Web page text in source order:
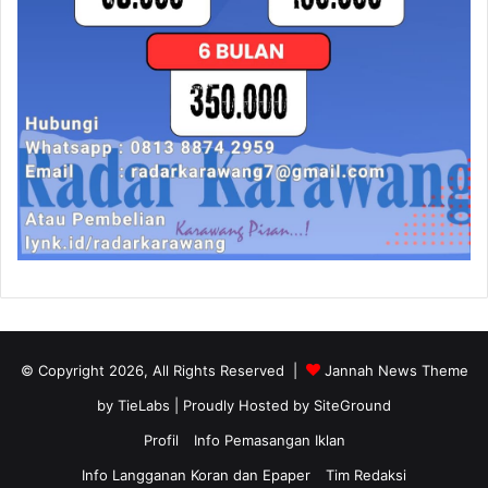
© Copyright 2026, All Rights Reserved |
Jannah News Theme
by TieLabs | Proudly Hosted by SiteGround
Profil
Info Pemasangan Iklan
Info Langganan Koran dan Epaper
Tim Redaksi